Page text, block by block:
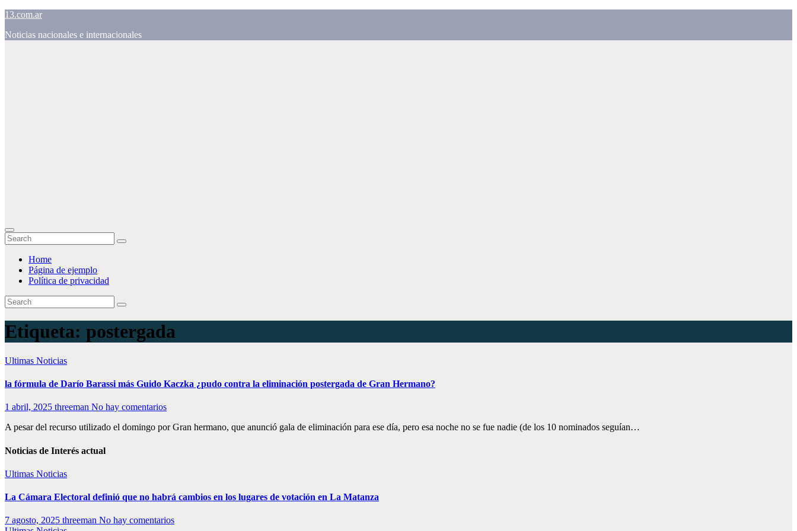
Skip
content
13.com.ar
Noticias nacionales e internacionales
Home
Página de ejemplo
Política de privacidad
Etiqueta: postergada
Ultimas Noticias
la fórmula de Darío Barassi más Guido Kaczka ¿pudo contra la eliminación postergada de Gran Hermano?
1 abril, 2025 threeman No hay comentarios
A pesar del recurso utilizado el domingo por Gran hermano, que anunció gala de eliminación para ese día, pero esa noche no se fue nadie (de los 10 nominados seguían…
Noticias de Interés actual
Ultimas Noticias
La Cámara Electoral definió que no habrá cambios en los lugares de votación en La Matanza
7 agosto, 2025 threeman No hay comentarios